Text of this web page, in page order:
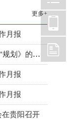
更多+
月报
》的通知
月报
月报
在贵阳召开